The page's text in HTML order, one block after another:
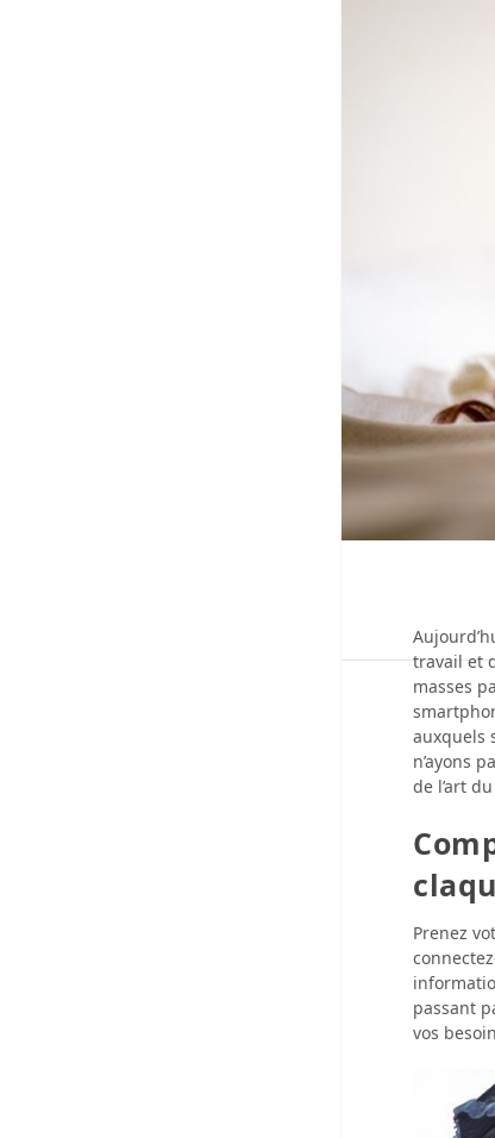
travail et
masses
auxquels
n’ayons
de l’art
Prenez
passant
vos